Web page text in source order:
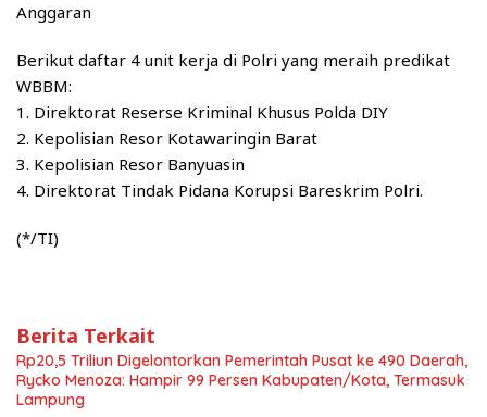
Anggaran
Berikut daftar 4 unit kerja di Polri yang meraih predikat
WBBM:
1. Direktorat Reserse Kriminal Khusus Polda DIY
2. Kepolisian Resor Kotawaringin Barat
3. Kepolisian Resor Banyuasin
4. Direktorat Tindak Pidana Korupsi Bareskrim Polri.
(*/TI)
Berita Terkait
Rp20,5 Triliun Digelontorkan Pemerintah Pusat ke 490 Daerah,
Rycko Menoza: Hampir 99 Persen Kabupaten/Kota, Termasuk
Lampung